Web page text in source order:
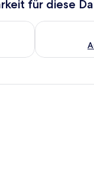
für diese
heute Nacht, Aug. 7
Überprüfe
Hotelzimmer mit Bett,